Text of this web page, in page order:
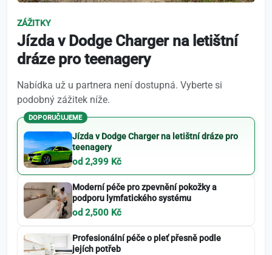
ZÁŽITKY
Jízda v Dodge Charger na letištní
dráze pro teenagery
Nabídka už u partnera není dostupná. Vyberte si
podobný zážitek níže.
DOPORUČUJEME
Jízda v Dodge Charger na letištní dráze pro
teenagery
od 2,399 Kč
Moderní péče pro zpevnění pokožky a
podporu lymfatického systému
od 2,500 Kč
Profesionální péče o pleť přesně podle
jejích potřeb